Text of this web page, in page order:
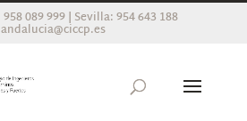
089 999 | Sevilla: 954 643 188
andalucia@ciccp.es